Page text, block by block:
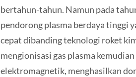
bertahun-tahun. Namun pada
pendorong plasma berdaya tinggi
cepat dibanding teknologi roket
mengionisasi gas plasma
elektromagnetik, menghasilkan